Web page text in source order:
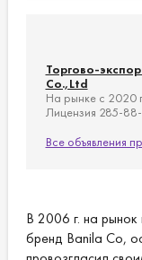
Торгово-
Co.,Ltd
На рынке с 2020
Лицензия 285-
Все объявления
В 2006 г. на
бренд Banila Co,